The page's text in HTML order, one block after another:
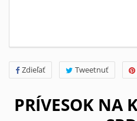
Zdieľať Tweetnuť
PRÍVESOK NA